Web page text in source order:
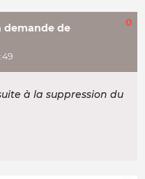
demande de
0
à la suppression du